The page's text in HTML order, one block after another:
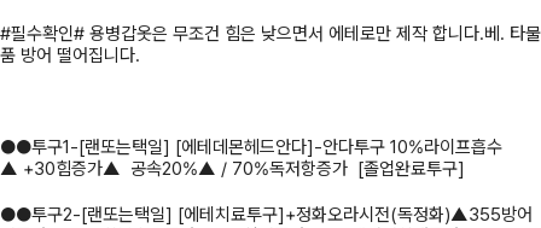
#필수확인# 용병갑옷은 무조건 힘은 낮으면서 에테로만 제작 합니다.베. 타물
품 방어 떨어집니다.
●●투구1-[랜또는택일] [에테데몬헤드안다]-안다투구 10%라이프흡수
▲ +30힘증가▲ 공속20%▲ / 70%독저항증가 [졸업완료투구]
●●투구2-[랜또는택일] [에테치료투구]+정화오라시전(독정화)▲355방어